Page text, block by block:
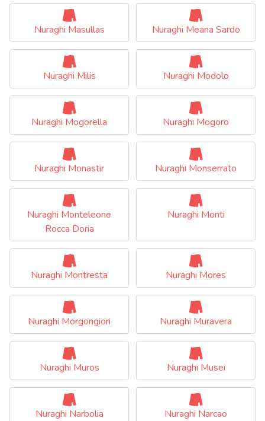
Nuraghi Masullas Nuraghi Meana Sardo
Nuraghi Milis Nuraghi Modolo
Nuraghi Mogorella Nuraghi Mogoro
Nuraghi Monastir Nuraghi Monserrato
Nuraghi Monteleone
Rocca Doria
Nuraghi Monti
Nuraghi Montresta Nuraghi Mores
Nuraghi Morgongiori Nuraghi Muravera
Nuraghi Muros Nuraghi Musei
Nuraghi Narbolia Nuraghi Narcao